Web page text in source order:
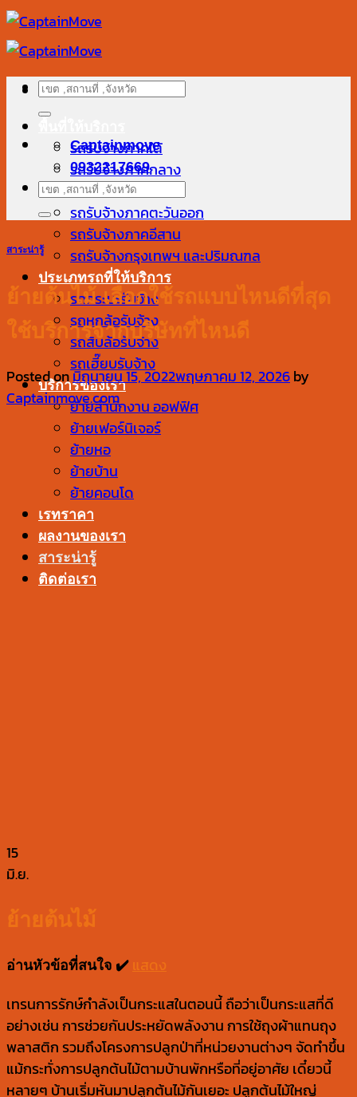
ข้าม
ไป
ยัง
เนื้อหา
รถรับจ้างภาคใต้
รถรับจ้างภาคกลาง
รถรับจ้างภาคเหนือ
รถรับจ้างภาคตะวันออก
รถรับจ้างภาคอีสาน
รถรับจ้างกรุงเทพฯ และปริมณฑล
ประเภทรถที่ให้บริการ
รถกระบะรับจ้าง
รถหกล้อรับจ้าง
รถสิบล้อรับจ้าง
รถเฮี๊ยบรับจ้าง
บริการของเรา
ย้ายสำนักงาน ออฟฟิศ
ย้ายเฟอร์นิเจอร์
ย้ายหอ
ย้ายบ้าน
ย้ายคอนโด
เรทราคา
ผลงานของเรา
สาระน่ารู้
ติดต่อเรา
ค้นหา:
Captainmove
0932217669
ค้นหา:
สาระน่ารู้
ย้ายต้นไม้ เลือกใช้รถแบบไหนดีที่สุด
ใช้บริการจากบริษัทที่ไหนดี
Posted onมิถุนายน 15, 2022พฤษภาคม 12, 2026by
Captainmove.com
15
มิ.ย.
ย้ายต้นไม้
อ่านหัวข้อที่สนใจ ✔️ แสดง
เทรนการรักษ์กำลังเป็นกระแสในตอนนี้ ถือว่าเป็นกระแสที่ดี
อย่างเช่น การช่วยกันประหยัดพลังงาน การใช้ถุงผ้าแทนถุง
พลาสติก รวมถึงโครงการปลูกป่าที่หน่วยงานต่างๆ จัดทำขึ้น
แม้กระทั่งการปลูกต้นไม้ตามบ้านพักหรือที่อยู่อาศัย เดี๋ยวนี้
หลายๆ บ้านเริ่มหันมาปลูกต้นไม้กันเยอะ ปลูกต้นไม้ใหญ่